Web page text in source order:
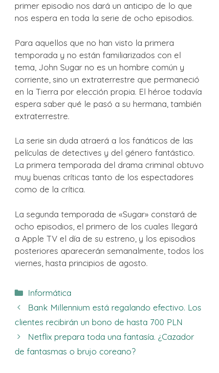
primer episodio nos dará un anticipo de lo que
nos espera en toda la serie de ocho episodios.
Para aquellos que no han visto la primera
temporada y no están familiarizados con el
tema, John Sugar no es un hombre común y
corriente, sino un extraterrestre que permaneció
en la Tierra por elección propia. El héroe todavía
espera saber qué le pasó a su hermana, también
extraterrestre.
La serie sin duda atraerá a los fanáticos de las
películas de detectives y del género fantástico.
La primera temporada del drama criminal obtuvo
muy buenas críticas tanto de los espectadores
como de la crítica.
La segunda temporada de «Sugar» constará de
ocho episodios, el primero de los cuales llegará
a Apple TV el día de su estreno, y los episodios
posteriores aparecerán semanalmente, todos los
viernes, hasta principios de agosto.
Categorías
Informática
Bank Millennium está regalando efectivo. Los
clientes recibirán un bono de hasta 700 PLN
Netflix prepara toda una fantasía. ¿Cazador
de fantasmas o brujo coreano?